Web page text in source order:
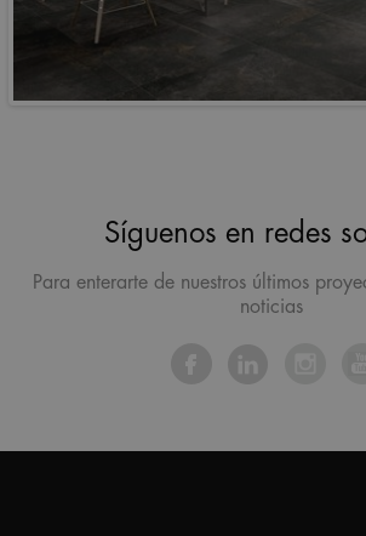
Síguenos en redes
Para enterarte de nuestros últimos
noticias